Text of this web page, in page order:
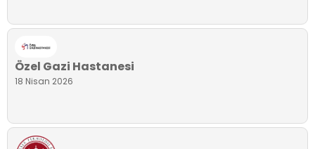
Özel Gazi Hastanesi
18 Nisan 2026